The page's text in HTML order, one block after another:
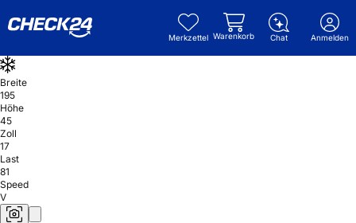
Merkzettel Warenkorb Chat Anmelden
Breite
195
Höhe
45
Zoll
17
Last
81
Speed
V